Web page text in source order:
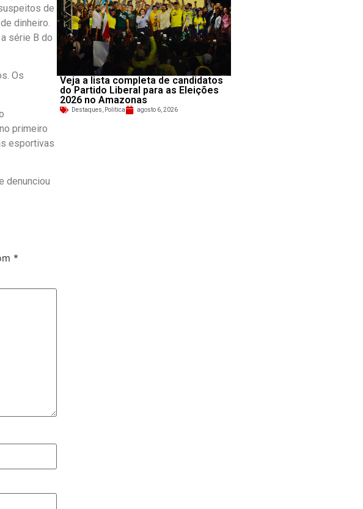
de
dinheiro.
série B do
Os
primeiro
esportivas
denunciou
*
Veja a lista completa de candidatos
do Partido Liberal para as Eleições
2026 no Amazonas
Destaques, Política agosto 6, 2026